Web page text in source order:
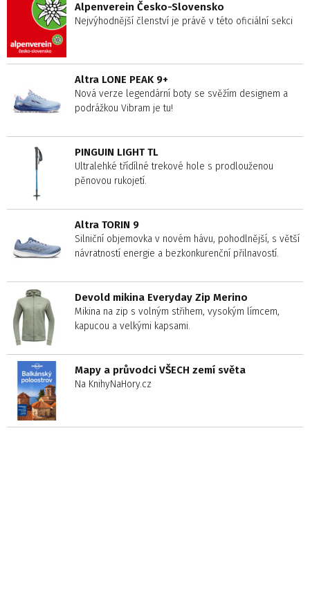
Alpenverein Česko-Slovensko
Nejvýhodnější členství je právě v této oficiální sekci
Altra LONE PEAK 9+
Nová verze legendární boty se svěžím designem a
podrážkou Vibram je tu!
PINGUIN LIGHT TL
Ultralehké třídílné trekové hole s prodlouženou
pěnovou rukojetí.
Altra TORIN 9
Silniční objemovka v novém hávu, pohodlnější, s větší
návratností energie a bezkonkurenční přilnavostí.
Devold mikina Everyday Zip Merino
Mikina na zip s volným střihem, vysokým límcem,
kapucou a velkými kapsami.
Mapy a průvodci VŠECH zemí světa
Na KnihyNaHory.cz